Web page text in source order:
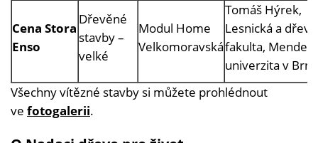
Cena Stora
Enso
Dřevěné
stavby –
velké
Modul Home
Velkomoravská
Tomáš Hýrek,
Lesnická a
fakulta,
univerzita v Brně
Všechny vítězné stavby si můžete prohlédnout
ve fotogalerii.